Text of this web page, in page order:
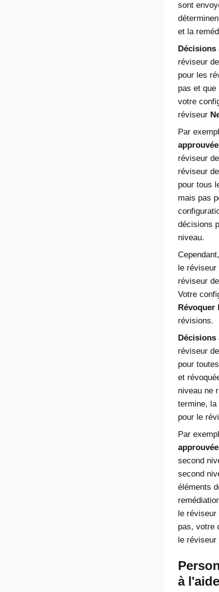
sont
et la
Décisions
réviseur
pour les
pas et que
votre
réviseur
Par
réviseur
réviseur
pour tous
mais pas
décisions
niveau.
le réviseur
réviseur
Votre
Révoquer
révisions.
Décisions
réviseur
pour
et
niveau ne
termine, la
pour le
Par
second
second
éléments
le réviseur
pas, votre
le réviseur
à